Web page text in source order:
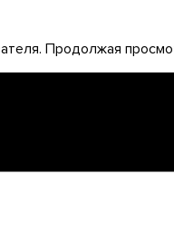
Продолжая